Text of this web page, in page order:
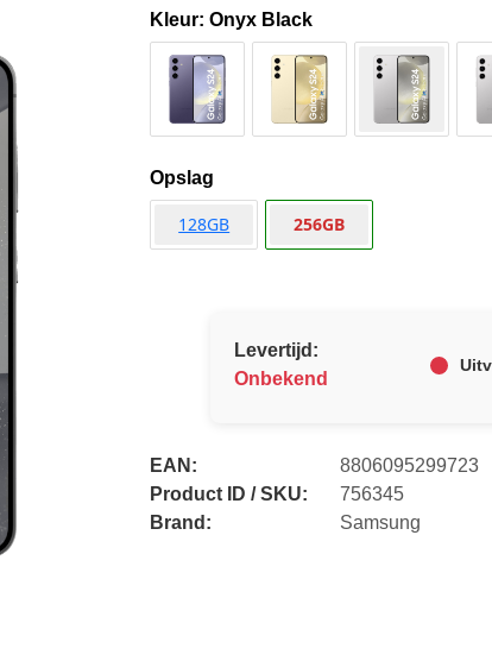
Kleur: Onyx Black
Opslag
128GB 256GB
Levertijd:
Onbekend
EAN:
8806095299723
Product ID / SKU:
756345
Brand:
Samsung